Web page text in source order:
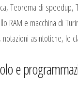
Teorema di
RAM e macchina di
asintotiche, le
e